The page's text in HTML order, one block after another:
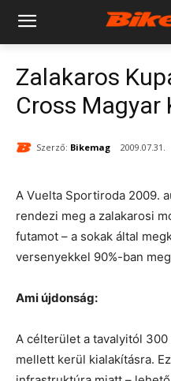
Zalakaros
Cross Magyar
Szerző: Bikemag 2009.07.31.
A Vuelta Sportiroda 2009.
rendezi meg a zalakarosi
futamot – a sokak által
versenyekkel 90%-ban
Ami újdonság:
A célterület a tavalyitól
mellett kerül kialakításra.